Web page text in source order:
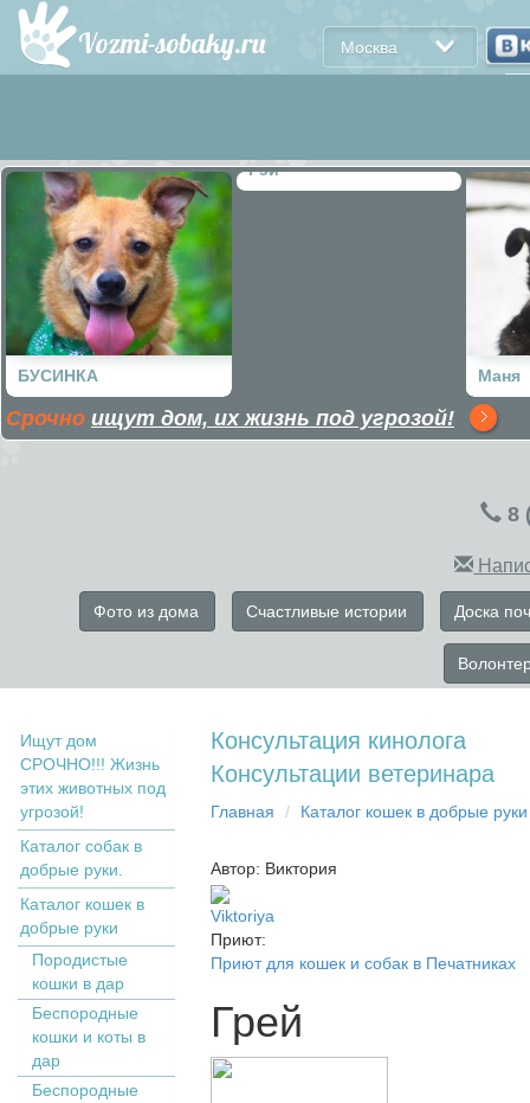
Москва
БУСИНКА
Рэй
Маня
Срочно ищут дом, их жизнь под угрозой!
8
Фото из дома Счастливые истории Доска
Ищут дом
СРОЧНО!!! Жизнь
этих животных под
угрозой!
Каталог собак в
добрые руки.
Кaтaлoг кoшек в
дoбрыe рyки
Пopoдистыe
кoшки в дaр
Бecпopoдныe
кoшки и коты в
дap
Беспородные
Консультация кинолога
Консультации ветеринара
Главная Кaтaлoг кoшек в дoбрыe рyки
Автор: Виктория
Viktoriya
Приют:
Приют для кошек и собак в Печатниках
Грей